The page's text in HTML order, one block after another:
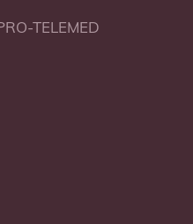
TELEMED